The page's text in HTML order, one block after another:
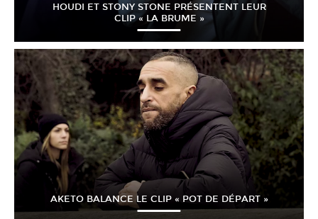
HOUDI ET STONY STONE PRÉSENTENT LEUR
CLIP « LA BRUME »
AKETO BALANCE LE CLIP « POT DE DÉPART »